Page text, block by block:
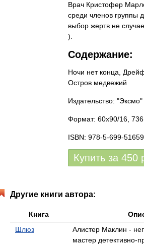
Врач Кристофер
среди членов группы
выбор жертв не
).
Содержание:
Ночи нет конца,
Остров медвежий
Издательство: "Эксмо"
Формат: 60x90/16, 736
ISBN: 978-5-699-
Купить за 450
Другие книги автора:
Книга
Шлюз
Алистер Маклин -
мастер детективно-